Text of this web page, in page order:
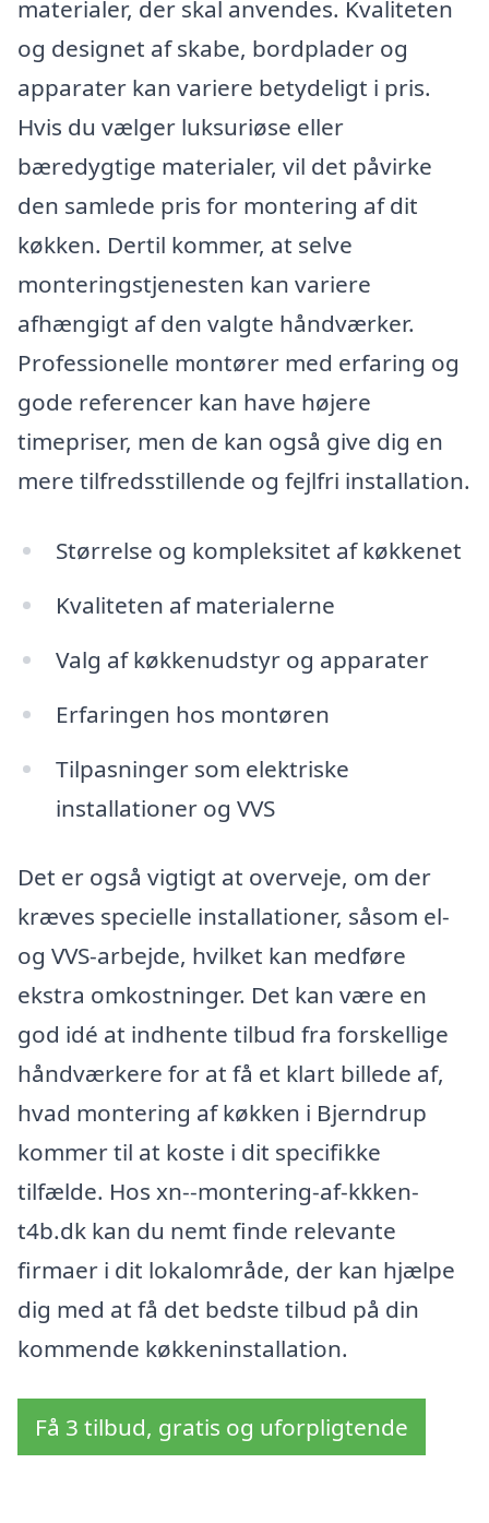
materialer, der skal anvendes. Kvaliteten
og designet af skabe, bordplader og
apparater kan variere betydeligt i pris.
Hvis du vælger luksuriøse eller
bæredygtige materialer, vil det påvirke
den samlede pris for montering af dit
køkken. Dertil kommer, at selve
monteringstjenesten kan variere
afhængigt af den valgte håndværker.
Professionelle montører med erfaring og
gode referencer kan have højere
timepriser, men de kan også give dig en
mere tilfredsstillende og fejlfri installation.
Størrelse og kompleksitet af køkkenet
Kvaliteten af materialerne
Valg af køkkenudstyr og apparater
Erfaringen hos montøren
Tilpasninger som elektriske
installationer og VVS
Det er også vigtigt at overveje, om der
kræves specielle installationer, såsom el-
og VVS-arbejde, hvilket kan medføre
ekstra omkostninger. Det kan være en
god idé at indhente tilbud fra forskellige
håndværkere for at få et klart billede af,
hvad montering af køkken i Bjerndrup
kommer til at koste i dit specifikke
tilfælde. Hos xn--montering-af-kkken-
t4b.dk kan du nemt finde relevante
firmaer i dit lokalområde, der kan hjælpe
dig med at få det bedste tilbud på din
kommende køkkeninstallation.
Få 3 tilbud, gratis og uforpligtende